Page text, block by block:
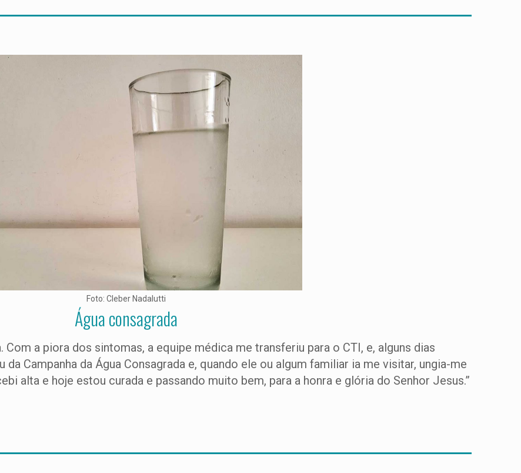
Foto: Cleber Nadalutti
Água consagrada
a piora dos sintomas, a equipe médica me transferiu para o CTI, e, alguns dias
Campanha da Água Consagrada e, quando ele ou algum familiar ia me visitar, ungia-me
alta e hoje estou curada e passando muito bem, para a honra e glória do Senhor Jesus.”